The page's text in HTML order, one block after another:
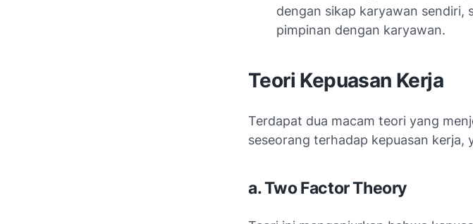
dengan sikap karyawan sendiri,
pimpinan dengan karyawan.
Teori Kepuasan Kerja
Terdapat dua macam teori yang
seseorang terhadap kepuasan kerja,
a. Two Factor Theory